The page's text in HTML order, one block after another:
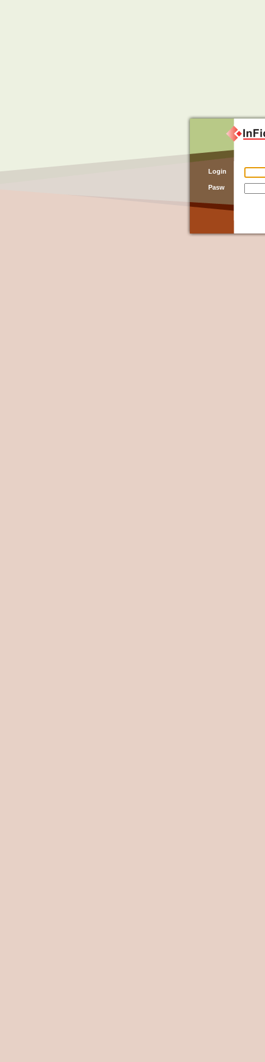
Login
Pasw